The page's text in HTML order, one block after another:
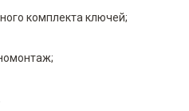
комплекта ключей;